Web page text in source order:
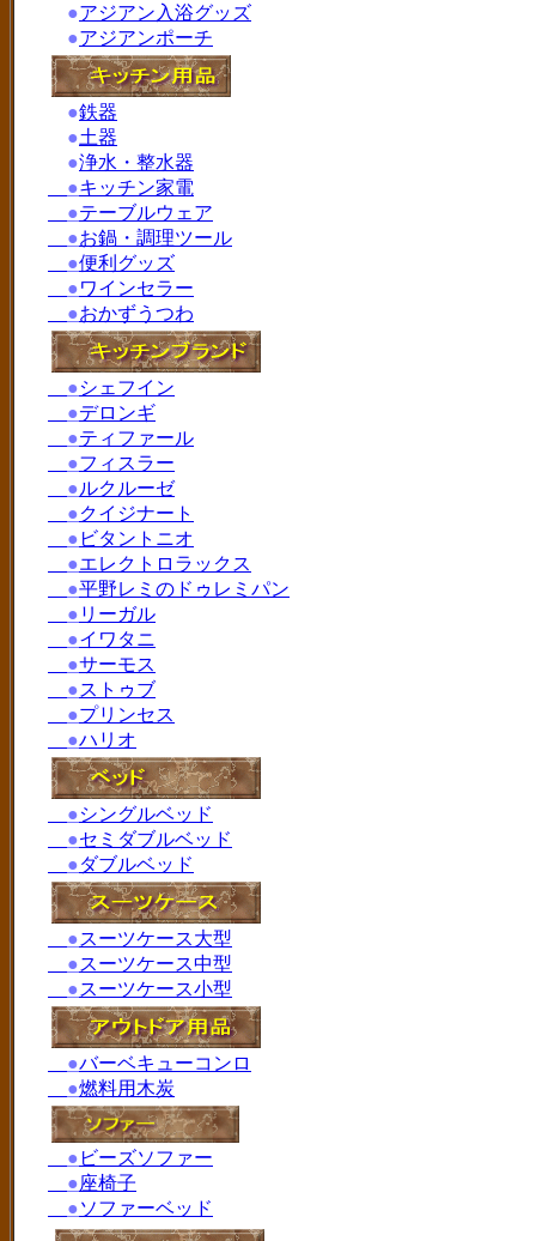
●アジアン入浴グッズ
●アジアンポーチ
●鉄器
●土器
●浄水・整水器
●キッチン家電
●テーブルウェア
●お鍋・調理ツール
●便利グッズ
●ワインセラー
●おかずうつわ
●シェフイン
●デロンギ
●ティファール
●フィスラー
●ルクルーゼ
●クイジナート
● ビタントニオ
●エレクトロラックス
●平野レミのドゥレミパン
● リーガル
●イワタニ
●サーモス
●ストゥブ
●プリンセス
●ハリオ
●シングルベッド
●セミダブルベッド
●ダブルベッド
●スーツケース大型
●スーツケース中型
●スーツケース小型
●バーベキューコンロ
●燃料用木炭
● ビーズソファー
●座椅子
●ソファーベッド